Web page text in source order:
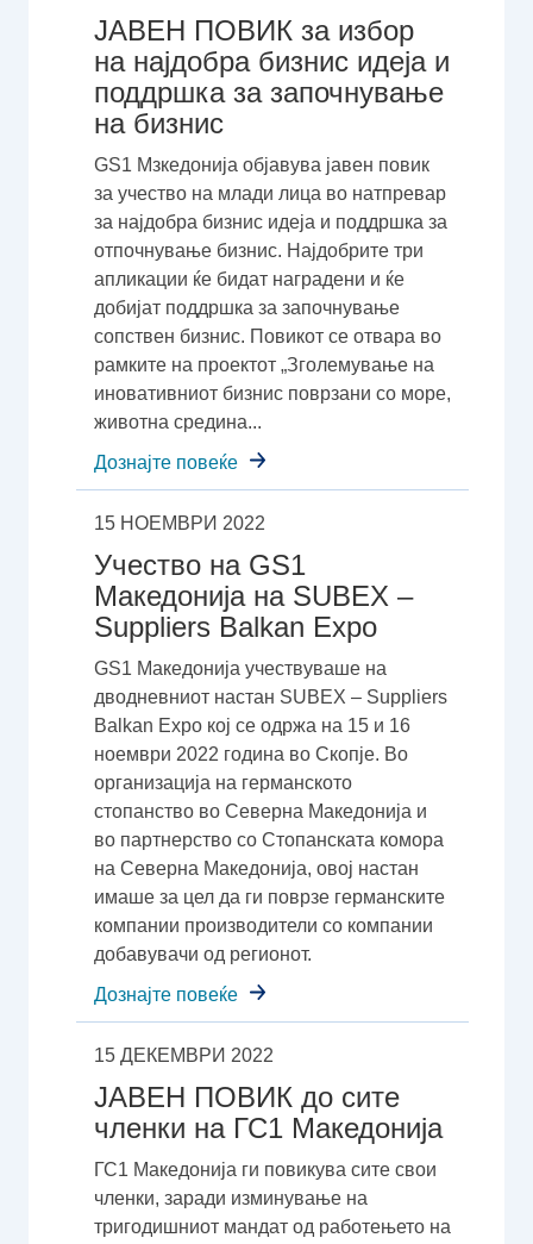
ЈАВЕН ПОВИК за избор
на најдобра бизнис идеја и
поддршка за започнување
на бизнис
GS1 Мзкедонија објавува јавен повик
за учество на млади лица во натпревар
за најдобра бизнис идеја и поддршка за
отпочнување бизнис. Најдобрите три
апликации ќе бидат наградени и ќе
добијат поддршка за започнување
сопствен бизнис. Повикот се отвара во
рамките на проектот „Зголемување на
иновативниот бизнис поврзани со море,
животна средина...
Дознајте повеќе
15 НОЕМВРИ 2022
Учество на GS1
Македонија на SUBEX –
Suppliers Balkan Expo
GS1 Македонија учествуваше на
дводневниот настан SUBEX – Suppliers
Balkan Expo кој се одржа на 15 и 16
ноември 2022 година во Скопје. Во
организација на германското
стопанство во Северна Македонија и
во партнерство со Стопанската комора
на Северна Македонија, овој настан
имаше за цел да ги поврзе германските
компании производители со компании
добавувачи од регионот.
Дознајте повеќе
15 ДЕКЕМВРИ 2022
ЈАВЕН ПОВИК до сите
членки на ГС1 Македонија
ГС1 Македонија ги повикува сите свои
членки, заради изминување на
тригодишниот мандат од работењето на